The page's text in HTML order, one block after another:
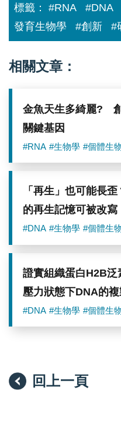
生
醫
學
及
新
醫
標籤： #RNA #DNA
發育生物學
#創新 #
相關文章：
金魚天生多綺麗?
關鍵基因
#RNA #生物學 #個體生
「再生」也可能長
的再生記憶可被改寫
#DNA #生物學 #個體生
證實組織蛋白H2B
壓力狀態下DNA的
#DNA #生物學 #個體生
回上一頁